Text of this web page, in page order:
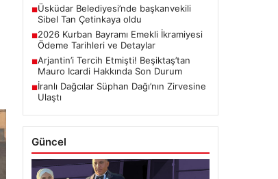
■Üsküdar Belediyesi’nde başkanvekili
Sibel Tan Çetinkaya oldu
■2026 Kurban Bayramı Emekli İkramiyesi
Ödeme Tarihleri ve Detaylar
■Arjantin’i Tercih Etmişti! Beşiktaş’tan
Mauro Icardi Hakkında Son Durum
■İranlı Dağcılar Süphan Dağı’nın Zirvesine
Ulaştı
Güncel